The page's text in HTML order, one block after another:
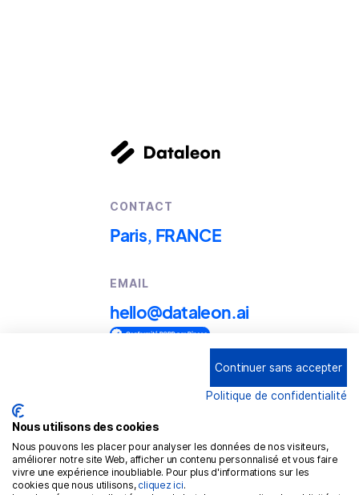
CONTACT
Paris, FRANCE
EMAIL
hello@dataleon.ai
Term conditions of use
Legal mentions
Confidentiality policy
Cookies policy
Continuer sans accepter
Politique de confidentialité
Nous utilisons des cookies
Nous pouvons les placer pour analyser les données de nos visiteurs,
améliorer notre site Web, afficher un contenu personnalisé et vous faire
vivre une expérience inoubliable. Pour plus d'informations sur les
cookies que nous utilisons, cliquez ici.